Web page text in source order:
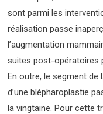
sont parmi les
réalisation passe
l’augmentation
suites post-opératoires
En outre, le segment de
d’une blépharoplastie
la vingtaine. Pour cette